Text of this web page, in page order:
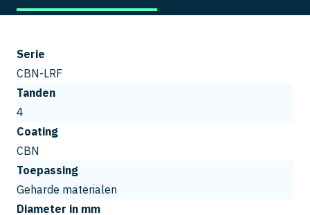
Serie
CBN-LRF
Tanden
4
Coating
CBN
Toepassing
Geharde materialen
Diameter in mm